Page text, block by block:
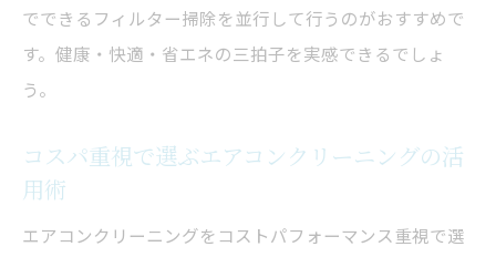
よくあるエアコンクリーニングの後悔点
自分でできるエアコン掃除のコツまとめ
順
でできるフィルター掃除を並行して行うのがおすすめで
す。健康・快適・省エネの三拍子を実感できるでしょ
う。
コスパ重視で選ぶエアコンクリーニングの活
用術
エアコンクリーニングをコストパフォーマンス重視で選